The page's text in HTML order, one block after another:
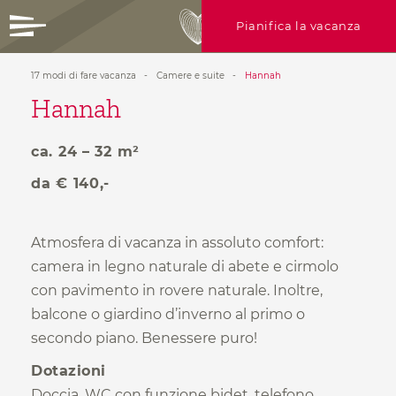
VACANZA
IL CIBO
17 MODIdi fare
vacanza
ATTIVITÀnella natura
Pianifica la vacanza
+39 0472 756714
info@ratschingserhof.com
Se hai domande, chiamaci oppure
scrivici!
Scatti
Info utili
17 modi di fare vacanza - Camere e suite - Hannah
Hannah
ca. 24 – 32 m²
da € 140,-
Atmosfera di vacanza in assoluto comfort:
camera in legno naturale di abete e cirmolo
con pavimento in rovere naturale. Inoltre,
balcone o giardino d’inverno al primo o
secondo piano. Benessere puro!
Dotazioni